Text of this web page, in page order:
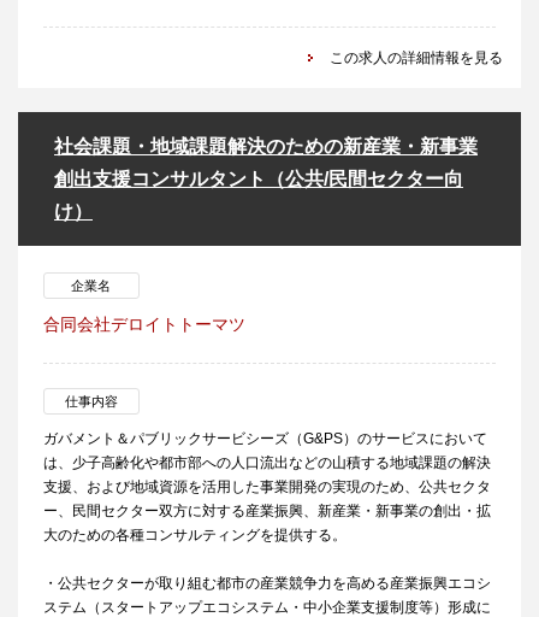
この求人の詳細情報を見る
社会課題・地域課題解決のための新産業・新事業
創出支援コンサルタント（公共/民間セクター向
け）
企業名
合同会社デロイトトーマツ
仕事内容
ガバメント＆パブリックサービシーズ（G&PS）のサービスにおいて
は、少子高齢化や都市部への人口流出などの山積する地域課題の解決
支援、および地域資源を活用した事業開発の実現のため、公共セクタ
ー、民間セクター双方に対する産業振興、新産業・新事業の創出・拡
大のための各種コンサルティングを提供する。
・公共セクターが取り組む都市の産業競争力を高める産業振興エコシ
ステム（スタートアップエコシステム・中小企業支援制度等）形成に